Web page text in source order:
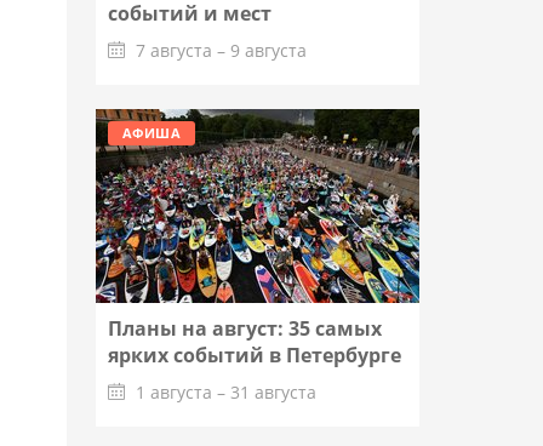
событий и мест
7 августа – 9 августа
Подробнее
АФИША
Планы на август: 35 самых
ярких событий в Петербурге
1 августа – 31 августа